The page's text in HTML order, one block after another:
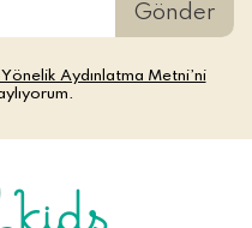
Gönder
Aydınlatma Metni’ni